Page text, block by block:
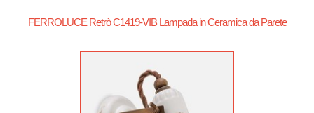
FERROLUCE Retrò C1419-VIB Lampada in Ceramica da Parete